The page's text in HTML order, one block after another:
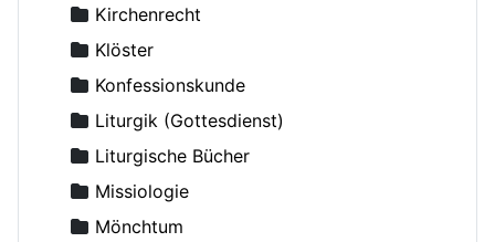
Artemoff, Nikolai, Erzpriester
Aslanoff, Catherine
Asmussen, Hans, Dr.
Augustinos, Bischof von Elaia
Avdejev, Dmitry
Averky, Erzbischof
Axyonov, Igor, Erzpriester
Kirchenrecht
Klöster
Konfessionskunde
Liturgik (Gottesdienst)
Liturgische Bücher
Missiologie
Mönchtum